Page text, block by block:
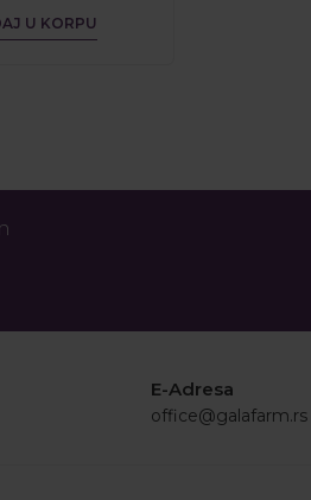
U KORPU
E-Adresa
office@galafarm.rs